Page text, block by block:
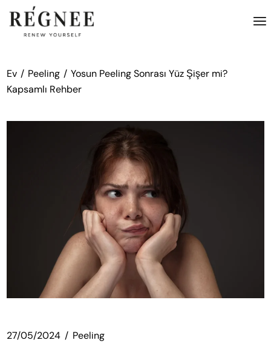
atla
Ev Peeling
Yosun Peeling Sonrası Yüz Şişer mi?
Kapsamlı Rehber
27/05/2024 Peeling